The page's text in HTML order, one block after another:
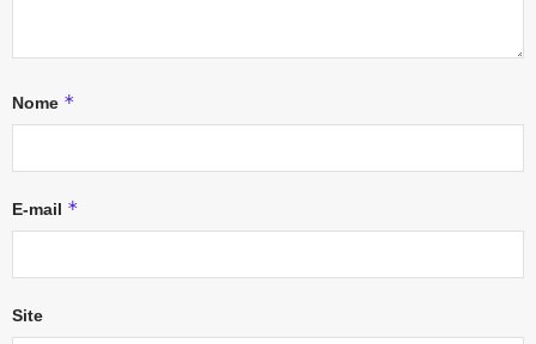
Nome *
E-mail *
Site